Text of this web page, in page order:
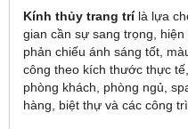
Kính thủy trang trílà lựa
gian cần sự sang trọng,
phản chiếu ánh sáng tốt,
công theo kích thước thực
phòng khách, phòng ngủ,
hàng, biệt thự và các công